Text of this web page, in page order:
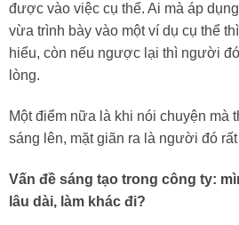
được vào việc cụ thể. Ai mà áp
vừa trình bày vào một ví dụ cụ thể
hiểu, còn nếu ngược lại thì người
lòng.
Một điểm nữa là khi nói chuyện mà
sáng lên, mặt giãn ra là người đó rất
Vấn đề sáng tạo trong công ty:
lâu dài, làm khác đi?